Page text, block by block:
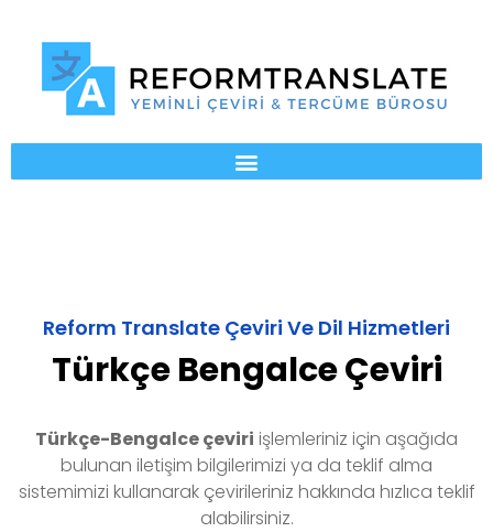
Reform Translate Çeviri Ve Dil Hizmetleri
Türkçe Bengalce Çeviri
Türkçe-Bengalceçeviri işlemleriniz için aşağıda
bulunan iletişim bilgilerimizi ya da teklif alma
sistemimizi kullanarak çevirileriniz hakkında hızlıca teklif
alabilirsiniz.